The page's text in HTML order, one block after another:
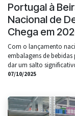
Portugal à
Nacional de
Chega em
Com o lançamento
embalagens de
dar um salto
07/10/2025